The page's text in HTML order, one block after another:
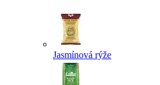
Jasmínová rýže